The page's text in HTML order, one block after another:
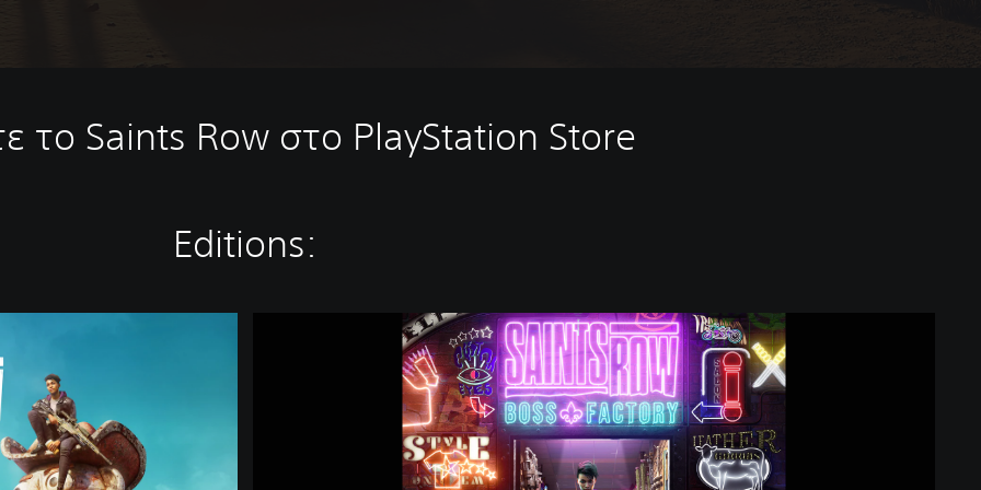
το Saints Row στο PlayStation Store
Editions: